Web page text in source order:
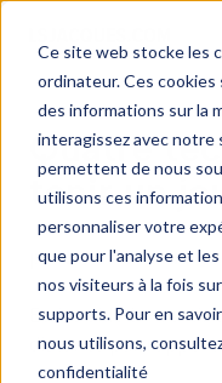
Ce site web stocke les
ordinateur. Ces
des informations sur la
interagissez avec notre
permettent de nous
utilisons ces
personnaliser votre
que pour l'analyse et
nos visiteurs à la fois
supports. Pour en
nous utilisons,
confidentialité
Quatre
tenir un
parLouis-Samuel
Écrire aide à «
distance par rapport